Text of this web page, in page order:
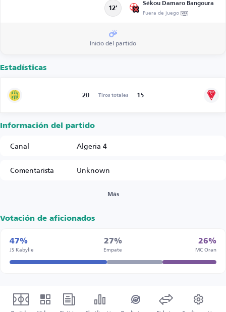
12’
Sékou Damaro Bangoura
Fuera de juego
Inicio del partido
Estadísticas
20 Tiros totales 15
Información del partido
Canal
Algeria 4
Comentarista
Unknown
Más
Votación de aficionados
47%
JS Kabylie
27%
Empate
26%
MC Oran